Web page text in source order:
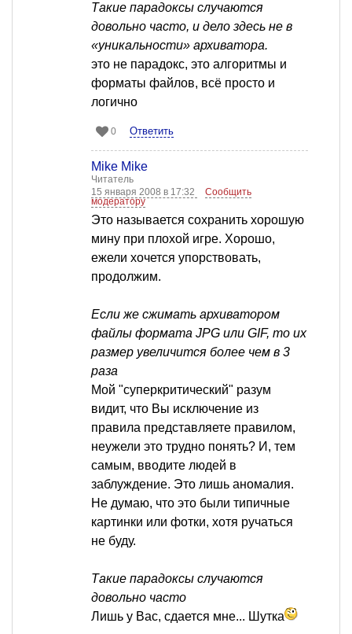
Такие парадоксы случаются
довольно часто, и дело здесь не в
«уникальности» архиватора.
это не парадокс, это алгоритмы и
форматы файлов, всё просто и
логично
0 Ответить
Mike Mike
Читатель
15 января 2008 в 17:32
Сообщить
модератору
Это называется сохранить хорошую
мину при плохой игре. Хорошо,
ежели хочется упорствовать,
продолжим.
Если же сжимать архиватором
файлы формата JPG или GIF, то их
размер увеличится более чем в 3
раза
Мой "суперкритический" разум
видит, что Вы исключение из
правила представляете правилом,
неужели это трудно понять? И, тем
самым, вводите людей в
заблуждение. Это лишь аномалия.
Не думаю, что это были типичные
картинки или фотки, хотя ручаться
не буду.
Такие парадоксы случаются
довольно часто
Лишь у Вас, сдается мне... Шутка